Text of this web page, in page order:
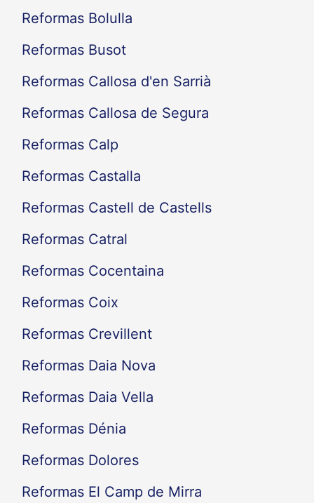
Reformas Bolulla
Reformas Busot
Reformas Callosa d'en Sarrià
Reformas Callosa de Segura
Reformas Calp
Reformas Castalla
Reformas Castell de Castells
Reformas Catral
Reformas Cocentaina
Reformas Coix
Reformas Crevillent
Reformas Daia Nova
Reformas Daia Vella
Reformas Dénia
Reformas Dolores
Reformas El Camp de Mirra